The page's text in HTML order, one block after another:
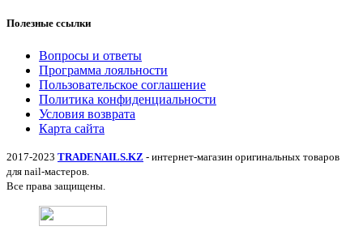
Полезные ссылки
Вопросы и ответы
Программа лояльности
Пользовательское соглашение
Политика конфиденциальности
Условия возврата
Карта сайта
2017-2023 TRADENAILS.KZ - интернет-магазин оригинальных товаров
для nail-мастеров.
Все права защищены.